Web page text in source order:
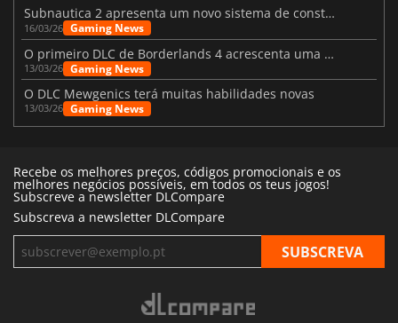
Subnautica 2 apresenta um novo sistema de construção de bases
16/03/26 Gaming News
O primeiro DLC de Borderlands 4 acrescenta uma nova personagem e muito mais
13/03/26 Gaming News
O DLC Mewgenics terá muitas habilidades novas
13/03/26 Gaming News
Recebe os melhores preços, códigos promocionais e os
melhores negócios possíveis, em todos os teus jogos!
Subscreve a newsletter DLCompare
Subscreva a newsletter DLCompare